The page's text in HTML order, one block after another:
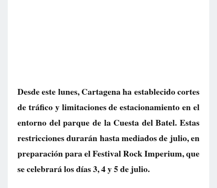
Desde este lunes, Cartagena ha establecido cortes
de tráfico y limitaciones de estacionamiento en el
entorno del parque de la Cuesta del Batel. Estas
restricciones durarán hasta mediados de julio, en
preparación para el Festival Rock Imperium, que
se celebrará los días 3, 4 y 5 de julio.